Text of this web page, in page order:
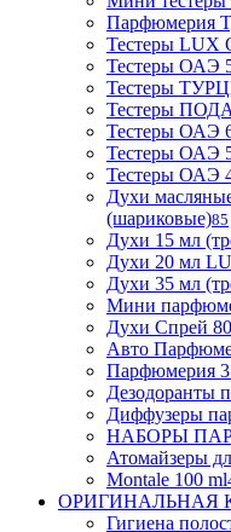
Парфюмерия
Тестеры LUX
Тестеры ОАЭ
Тестеры
Тестеры
Тестеры ОАЭ
Тестеры ОАЭ
Тестеры ОАЭ
Духи
(шариковые)85
Духи 15 мл
Духи 20 мл
Духи 35 мл
Мини
Духи Спрей
Авто
Парфюмерия
Дезодоранты
Диффузеры
НАБОРЫ
Атомайзеры
Montale 100 ml
ОРИГИНАЛЬНАЯ
Гигиена